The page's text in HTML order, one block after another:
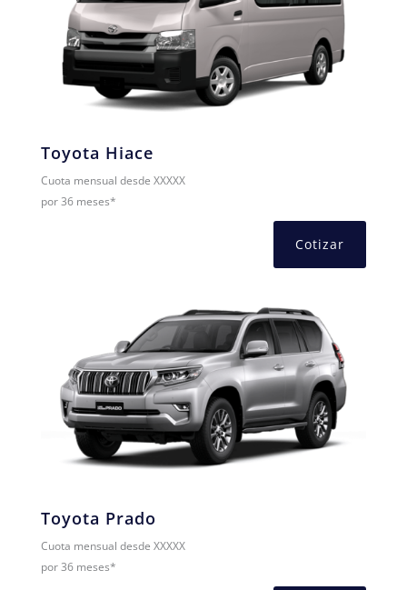
Toyota Hiace
Cuota mensual desde XXXXX
por 36 meses*
Cotizar
Toyota Prado
Cuota mensual desde XXXXX
por 36 meses*